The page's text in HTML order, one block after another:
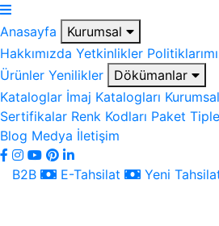
Anasayfa
Kurumsal
Hakkımızda Yetkinlikler
Ürünler Yenilikler
Dökümanlar
Kataloglar İmaj Katalogları
Sertifikalar Renk Kodları Paket
Blog Medya İletişim
B2B E-Tahsilat Yeni